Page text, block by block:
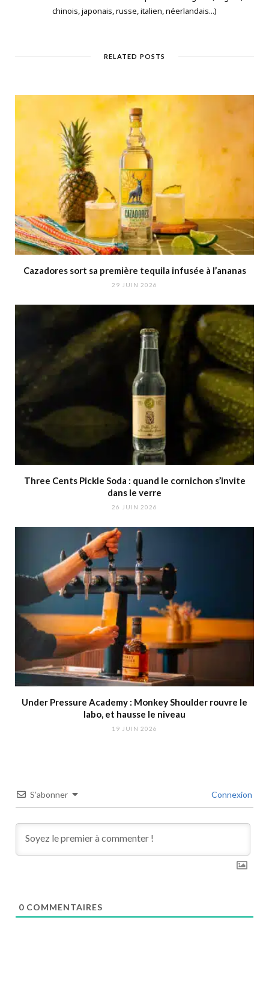
chinois, japonais, russe, italien, néerlandais...)
RELATED POSTS
Cazadores sort sa première tequila infusée à l’ananas
29 JUIN 2026
Three Cents Pickle Soda : quand le cornichon s’invite
dans le verre
26 JUIN 2026
Under Pressure Academy : Monkey Shoulder rouvre le
labo, et hausse le niveau
19 JUIN 2026
S’abonner Connexion
0 COMMENTAIRES